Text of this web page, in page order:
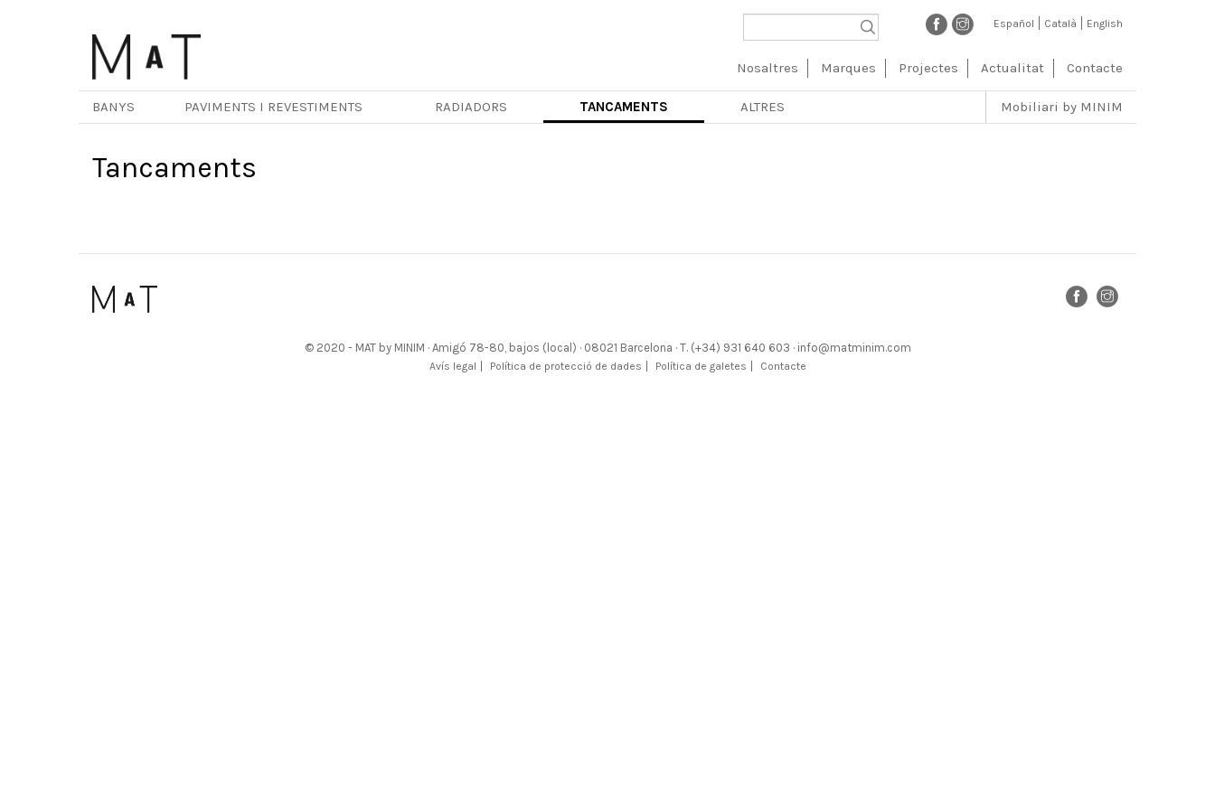
Español Català English
Navegación
principal
Nosaltres Marques Projectes Actualitat Contacte
BANYS PAVIMENTS I REVESTIMENTS RADIADORS TANCAMENTS ALTRES Mobiliari by MINIM
Tancaments
© 2020 - MAT by MINIM · Amigó 78-80, bajos (local) · 08021 Barcelona · T. (+34) 931 640 603 · info@matminim.com
Avís legal Política de protecció de dades Política de galetes Contacte